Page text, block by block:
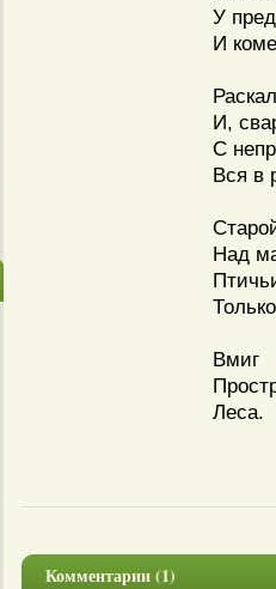
У
И
И,
С
Вся в
Над
Вмиг
Леса.
Комментарии (1)